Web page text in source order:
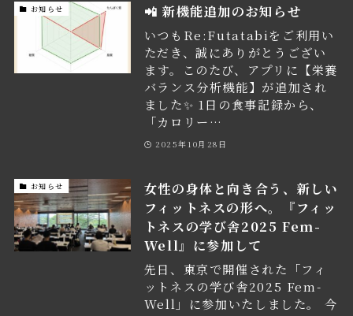
お知らせ 📲 新機能追加のお知らせ
いつもRe:Futatabiをご利用い
ただき、誠にありがとうござい
ます。このたび、アプリに【栄養
バランス分析機能】が追加され
ました✨ 1日の食事記録から、
「カロリー…
2025年10月28日
お知らせ
女性の身体と向き合う、新しい
フィットネスの形へ。『フィッ
トネスの学び舎2025 Fem-
Well』に参加して
先日、東京で開催された「フィ
ットネスの学び舎2025 Fem-
Well」に参加いたしました。 今